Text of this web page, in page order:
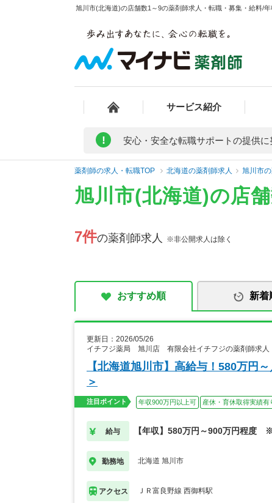
旭川市(北海道)の店舗数1～9の薬剤師求人・転職・募集・給料/
サービス紹介
! 安心・安全な転職サポートの提供に
薬剤師の求人・転職TOP 北海道の薬剤師求人 旭川市
旭川市(北海道)の店
7件の薬剤師求人 ※非公開求人は除く
おすすめ順 新着
更新日：2026/05/26
イチフジ薬局 旭川店 有限会社イチフジの薬剤師求人
【北海道旭川市】高給与！580万円
＞
注目ポイント 年収900万円以上可 産休・育休取得実績有
給与 【年収】580万円～900万円程度
勤務地 北海道 旭川市
アクセス ＪＲ富良野線 西御料駅